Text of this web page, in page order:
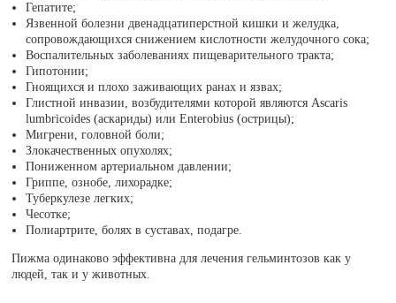
Гепатите;
Язвенной болезни двенадцатиперстной кишки и желудка,
сопровождающихся снижением кислотности желудочного сока;
Воспалительных заболеваниях пищеварительного тракта;
Гипотонии;
Гноящихся и плохо заживающих ранах и язвах;
Глистной инвазии, возбудителями которой являются Ascaris
lumbricoides (аскариды) или Enterobius (острицы);
Мигрени, головной боли;
Злокачественных опухолях;
Пониженном артериальном давлении;
Гриппе, ознобе, лихорадке;
Туберкулезе легких;
Чесотке;
Полиартрите, болях в суставах, подагре.
Пижма одинаково эффективна для лечения гельминтозов как у
людей, так и у животных.